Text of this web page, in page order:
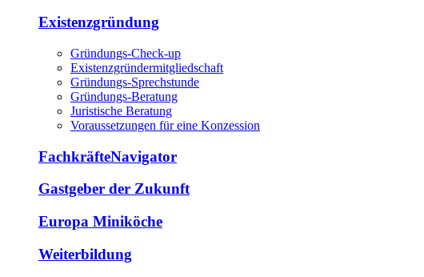
Existenzgründung
Gründungs-Check-up
Existenzgründermitgliedschaft
Gründungs-Sprechstunde
Gründungs-Beratung
Juristische Beratung
Voraussetzungen für eine Konzession
FachkräfteNavigator
Gastgeber der Zukunft
Europa Miniköche
Weiterbildung